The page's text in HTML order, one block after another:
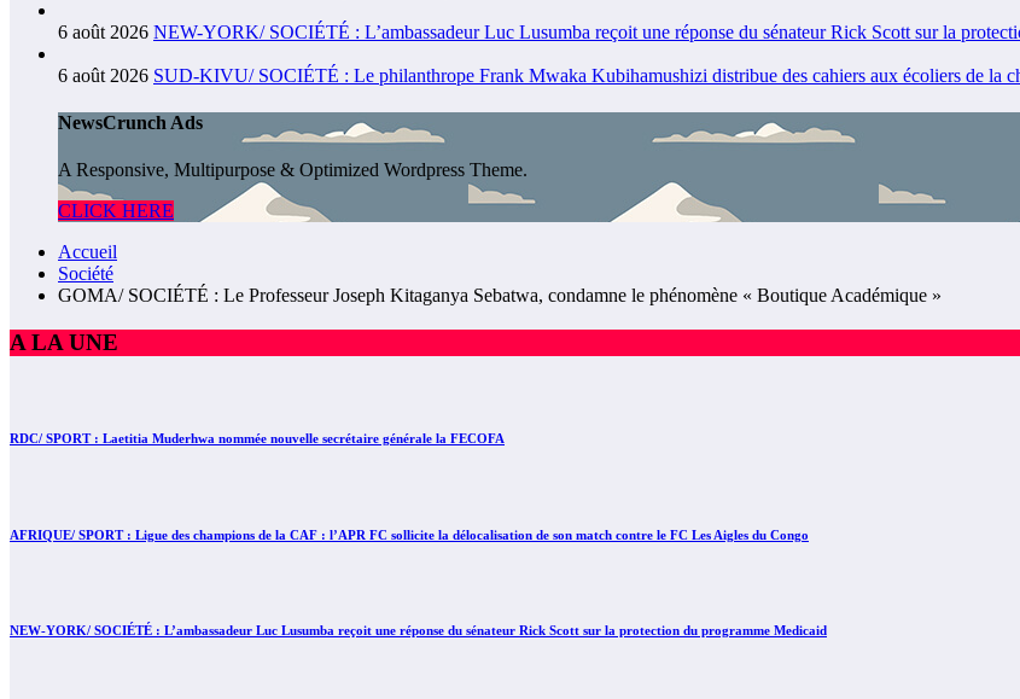
6 août 2026 NEW-YORK/ SOCIÉTÉ : L’ambassadeur Luc Lusumba reçoit une réponse du sénateur Rick Scott sur la
6 août 2026 SUD-KIVU/ SOCIÉTÉ : Le philanthrope Frank Mwaka Kubihamushizi distribue des cahiers aux écoliers de la
NewsCrunch Ads
A Responsive, Multipurpose & Optimized Wordpress Theme.
CLICK HERE
Accueil
Société
GOMA/ SOCIÉTÉ : Le Professeur Joseph Kitaganya Sebatwa, condamne le phénomène « Boutique Académique »
A LA UNE
RDC/ SPORT : Laetitia Muderhwa nommée nouvelle secrétaire générale la FECOFA
AFRIQUE/ SPORT : Ligue des champions de la CAF : l’APR FC sollicite la délocalisation de son match contre le FC Les Aigles du Congo
NEW-YORK/ SOCIÉTÉ : L’ambassadeur Luc Lusumba reçoit une réponse du sénateur Rick Scott sur la protection du programme Medicaid